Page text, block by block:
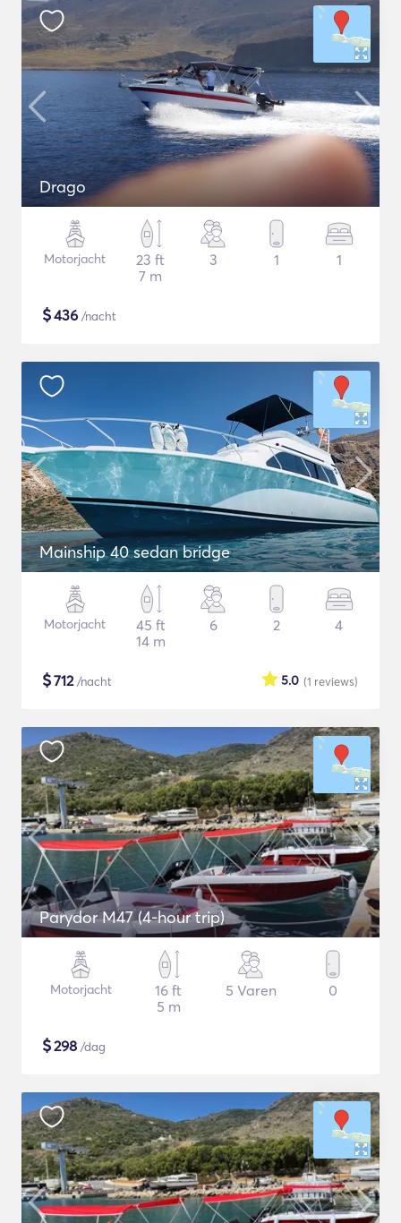
Drago
Motorjacht
23 ft
7 m
3 1 1
$436 /nacht
Mainship 40 sedan bridge
Motorjacht
45 ft
14 m
6 2 4
$712/nacht (1 reviews)
5.0
Parydor M47 (4-hour trip)
Motorjacht
16 ft
5 m
5 Varen 0
$298 /dag